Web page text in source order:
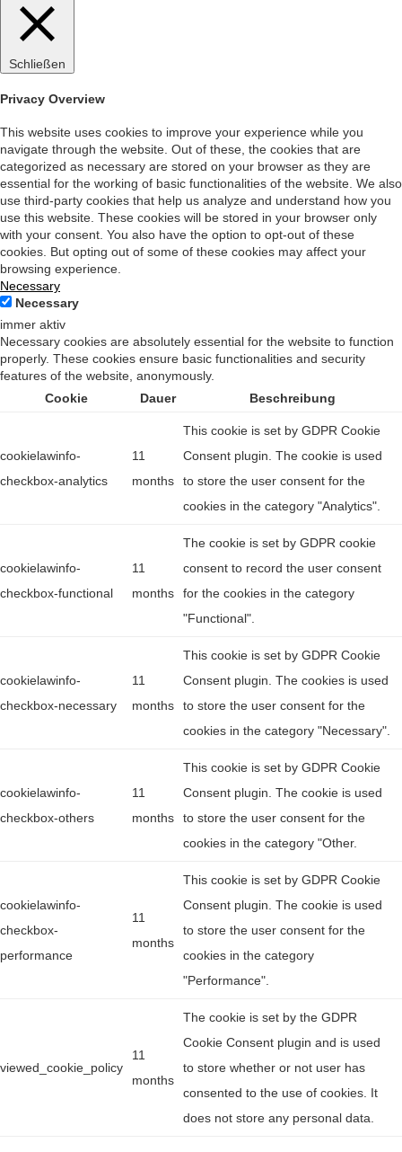
Schließen
Privacy Overview
This website uses cookies to improve your experience while you
navigate through the website. Out of these, the cookies that are
categorized as necessary are stored on your browser as they are
essential for the working of basic functionalities of the website. We also
use third-party cookies that help us analyze and understand how you
use this website. These cookies will be stored in your browser only
with your consent. You also have the option to opt-out of these
cookies. But opting out of some of these cookies may affect your
browsing experience.
Necessary
Necessary
immer aktiv
Necessary cookies are absolutely essential for the website to function
properly. These cookies ensure basic functionalities and security
features of the website, anonymously.
Cookie
Dauer Beschreibung
cookielawinfo-
checkbox-analytics
11
months
This cookie is set by GDPR Cookie
Consent plugin. The cookie is used
to store the user consent for the
cookies in the category "Analytics".
cookielawinfo-
checkbox-functional
11
months
The cookie is set by GDPR cookie
consent to record the user consent
for the cookies in the category
"Functional".
cookielawinfo-
checkbox-necessary
11
months
This cookie is set by GDPR Cookie
Consent plugin. The cookies is used
to store the user consent for the
cookies in the category "Necessary".
cookielawinfo-
checkbox-others
11
months
This cookie is set by GDPR Cookie
Consent plugin. The cookie is used
to store the user consent for the
cookies in the category "Other.
cookielawinfo-
checkbox-
performance
11
months
This cookie is set by GDPR Cookie
Consent plugin. The cookie is used
to store the user consent for the
cookies in the category
"Performance".
viewed_cookie_policy
11
months
The cookie is set by the GDPR
Cookie Consent plugin and is used
to store whether or not user has
consented to the use of cookies. It
does not store any personal data.